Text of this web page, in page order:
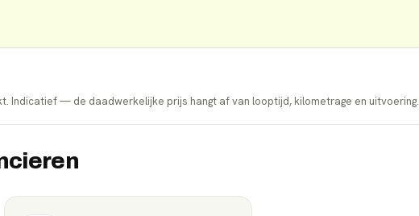
Indicatief — de daadwerkelijke prijs hangt af van looptijd, kilometrage en uitvoering.